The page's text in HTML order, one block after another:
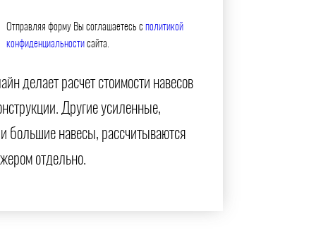
Отправляя форму Вы соглашаетесь с политикой
конфиденциальности сайта.
делает расчет стоимости навесов
Другие усиленные,
большие навесы, рассчитываются
отдельно.